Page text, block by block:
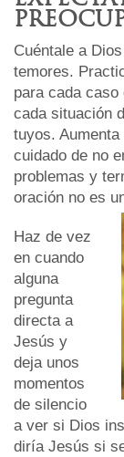
Cuéntale a
temores.
para cada
cada situación
tuyos.
cuidado de no
problemas y
oración no es
Haz de vez
en cuando
alguna
pregunta
directa a
Jesús y
deja unos
momentos
de silencio
a ver si Dios
diría Jesús si